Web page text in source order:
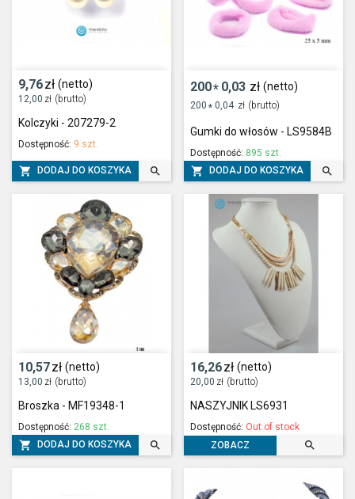
9,76zł (netto)
12,00 zł (brutto)
Kolczyki - 207279-2
Dostępność: 9 szt.
 DODAJ DO KOSZYKA 
200* 0,03 zł (netto)
200 * 0,04 zł (brutto)
Gumki do włosów - LS9584B
Dostępność: 895 szt.
 DODAJ DO KOSZYKA 
10,57zł (netto)
13,00 zł (brutto)
Broszka - MF19348-1
Dostępność: 268 szt.
 DODAJ DO KOSZYKA 
16,26zł (netto)
20,00 zł (brutto)
NASZYJNIK LS6931
Dostępność: Out of stock
ZOBACZ
